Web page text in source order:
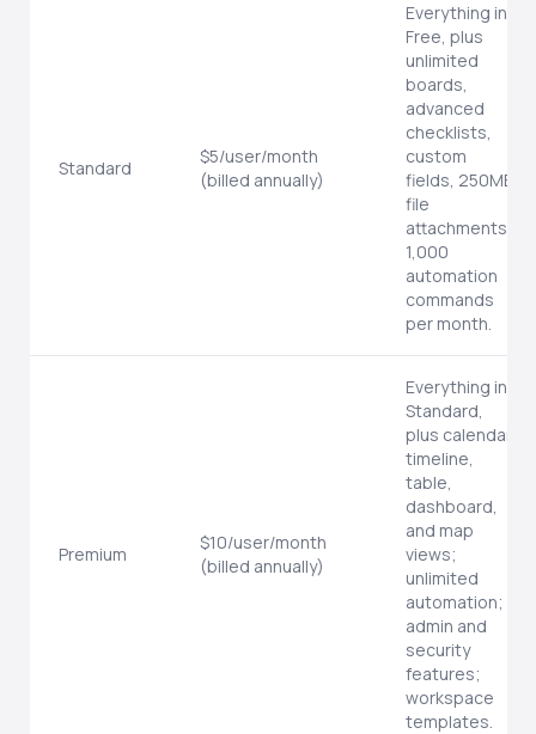
Standard
$5/user/month
(billed annually)
Everything in
Free, plus
unlimited
boards,
advanced
checklists,
custom
fields, 250MB
file
attachments,
1,000
automation
commands
per month.
Premium
$10/user/month
(billed annually)
Everything in
Standard,
plus calendar,
timeline,
table,
dashboard,
and map
views;
unlimited
automation;
admin and
security
features;
workspace
templates.